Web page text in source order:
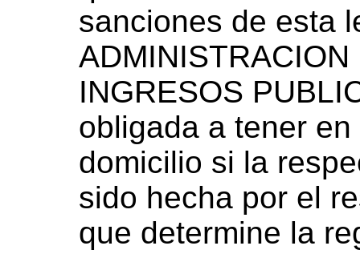
sanciones de esta
INGRESOS
obligada a tener
domicilio si la
sido hecha por el
que determine la